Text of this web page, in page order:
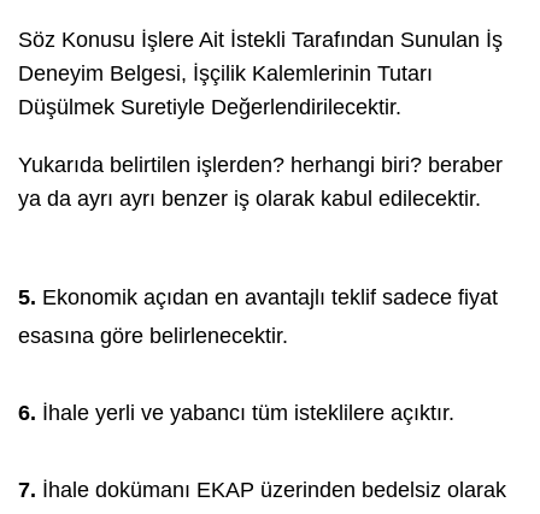
Söz Konusu İşlere Ait İstekli Tarafından Sunulan İş
Deneyim Belgesi, İşçilik Kalemlerinin Tutarı
Düşülmek Suretiyle Değerlendirilecektir.
Yukarıda belirtilen işlerden? herhangi biri? beraber
ya da ayrı ayrı benzer iş olarak kabul edilecektir.
5. Ekonomik açıdan en avantajlı teklif sadece fiyat
esasına göre belirlenecektir.
6. İhale yerli ve yabancı tüm isteklilere açıktır.
7. İhale dokümanı EKAP üzerinden bedelsiz olarak